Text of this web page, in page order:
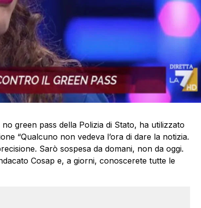
green pass della Polizia di Stato, ha utilizzato
“Qualcuno non vedeva l’ora di dare la notizia.
Sarò sospesa da domani, non da oggi.
Cosap e, a giorni, conoscerete tutte le